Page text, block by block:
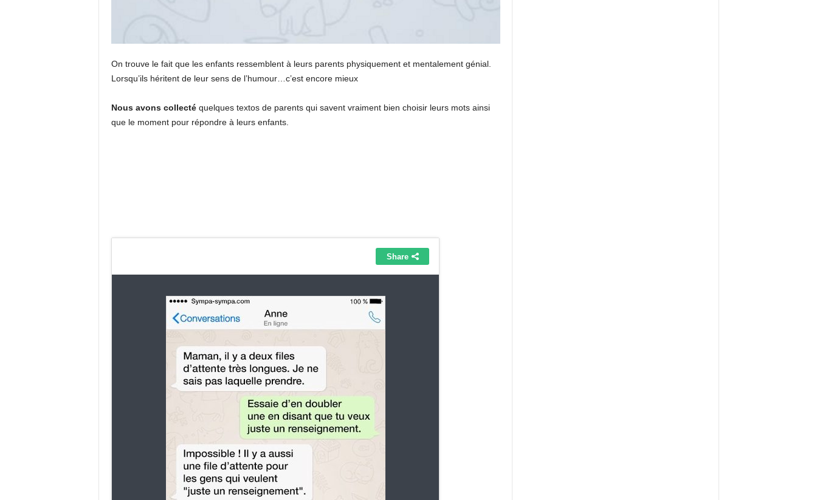
On trouve le fait que les enfants ressemblent à leurs parents physiquement et mentalement génial.
Lorsqu’ils héritent de leur sens de l’humour…c’est encore mieux
Nous avons collectéquelques textos de parents qui savent vraiment bien choisir leurs mots ainsi
que le moment pour répondre à leurs enfants.